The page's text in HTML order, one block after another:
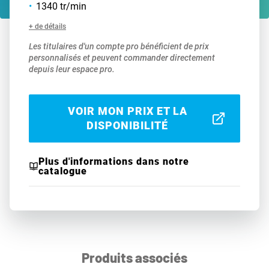
1340 tr/min
+ de détails
Les titulaires d'un compte pro bénéficient de prix
personnalisés et peuvent commander directement
depuis leur espace pro.
VOIR MON PRIX ET LA
DISPONIBILITÉ
Plus d'informations dans notre
catalogue
Produits associés